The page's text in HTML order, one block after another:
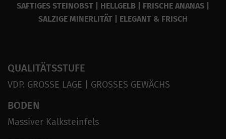
SAFTIGES STEINOBST | HELLGELB | FRISCHE ANANAS |
SALZIGE MINERLITÄT | ELEGANT & FRISCH
QUALITÄTSSTUFE
VDP. GROSSE LAGE | GROSSES GEWÄCHS
BODEN
Massiver Kalksteinfels